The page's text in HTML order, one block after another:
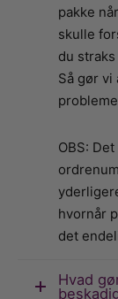
pakke
skulle
du
Så gør vi
OBS:
hvornår
det
Hvad